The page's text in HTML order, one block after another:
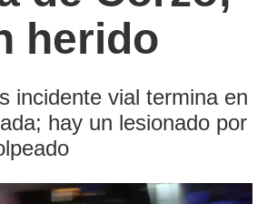
herido
incidente vial termina en
hay un lesionado por